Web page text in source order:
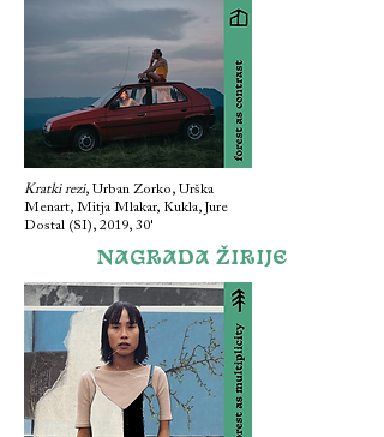
Kratki rezi, Urban Zorko, Urška
Menart, Mitja Mlakar, Kukla, Jure
Dostal (SI), 2019, 30'
NAGRADA ŽIRIJE